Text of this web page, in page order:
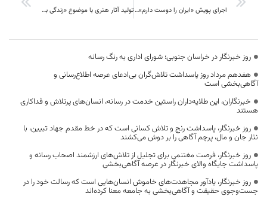
اجرای پویش «ایران را دوست دارم» با هدف معرفی آثار تاریخی خراسان جنوبی تولید آثار هنری با موضوع «زندگی با آیه‌ها» در خراسان جنوبی
روز خبرنگار در خراسان جنوبی؛ شورای اداری به رنگ رسانه
هفدهم مرداد روز پاسداشت تلاش‌گران بی‌ادعای عرصه اطلاع‌رسانی و
آگاهی‌بخشی است
خبرنگاران، این طلایه‌داران راستین خدمت در رسانه، انسان‌های پرتلاش و فداکاری
هستند
روز خبرنگار، پاسداشت رنج و تلاش کسانی است که در خط مقدم جهاد تبیین، با
نثار جان و مال، پرچم آگاهی را بر دوش می‌کشند
روز خبرنگار، فرصت مغتنمی برای تجلیل از تلاش‌های ارزشمند اصحاب رسانه و
پاسداشت جایگاه والای خبرنگار در عرصه آگاهی‌بخشی
روز خبرنگار، یادآور مجاهدت‌های خاموش انسان‌هایی است که رسالت خود را در
جست‌وجوی حقیقت و آگاهی‌بخشی به جامعه معنا کرده‌اند